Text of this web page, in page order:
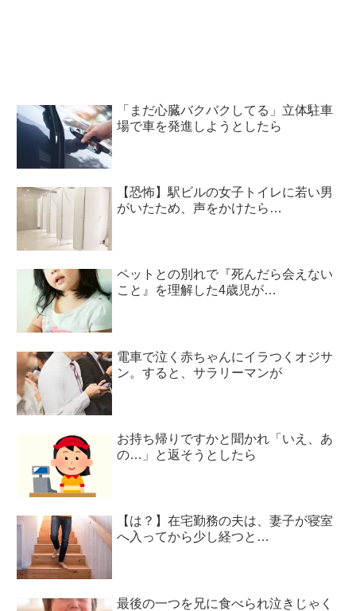
「まだ心臓バクバクしてる」立体駐車
場で車を発進しようとしたら
【恐怖】駅ビルの女子トイレに若い男
がいたため、声をかけたら…
ペットとの別れで『死んだら会えない
こと』を理解した4歳児が…
電車で泣く赤ちゃんにイラつくオジサ
ン。すると、サラリーマンが
お持ち帰りですかと聞かれ「いえ、あ
の…」と返そうとしたら
【は？】在宅勤務の夫は、妻子が寝室
へ入ってから少し経つと…
最後の一つを兄に食べられ泣きじゃく